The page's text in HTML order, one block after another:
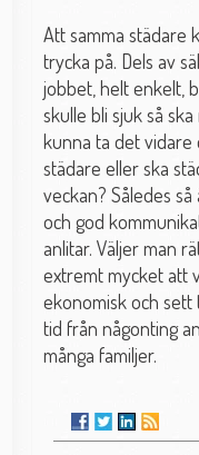
Att samma städare
trycka på. Dels av
jobbet, helt enkelt,
skulle bli sjuk så
kunna ta det
städare eller ska
veckan? Således
och god
anlitar. Väljer man
extremt mycket att
ekonomisk och sett
tid från någonting
många familjer.